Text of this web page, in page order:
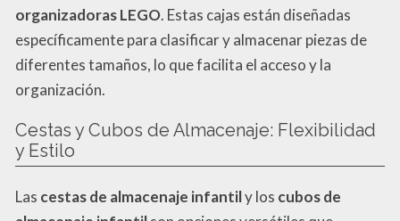
organizadoras LEGO. Estas cajas están diseñadas
específicamente para clasificar y almacenar piezas de
diferentes tamaños, lo que facilita el acceso y la
organización.
Cestas y Cubos de Almacenaje: Flexibilidad
y Estilo
Las cestas de almacenaje infantily los cubos de